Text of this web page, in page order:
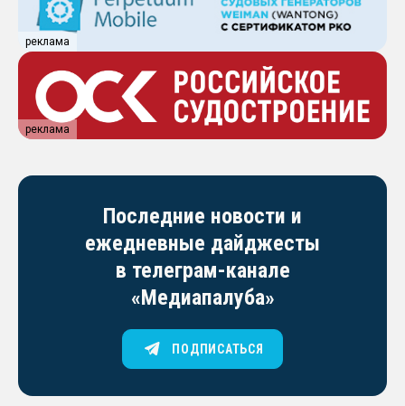
реклама
реклама
Последние новости и
ежедневные дайджесты
в телеграм-канале
«Медиапалуба»
ПОДПИСАТЬСЯ